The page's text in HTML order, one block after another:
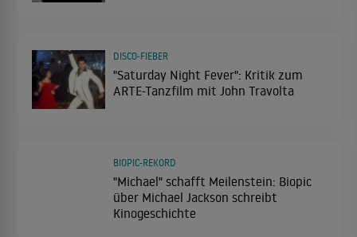
"Saturday Night Fever": Kritik zum
ARTE-Tanzfilm mit John Travolta
DISCO-FIEBER
"Michael" schafft Meilenstein: Biopic
über Michael Jackson schreibt
Kinogeschichte
BIOPIC-REKORD